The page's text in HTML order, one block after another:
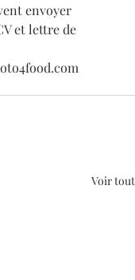
envoyer
et lettre de
Voir tout